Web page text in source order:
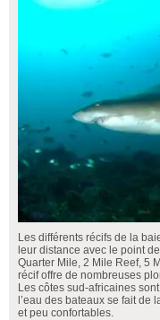
Les différents récifs de la
leur distance avec le point
Quarter Mile, 2 Mile Reef, 5
récif offre de nombreuses
Les côtes sud-africaines
l’eau des bateaux se fait de
et peu confortables.